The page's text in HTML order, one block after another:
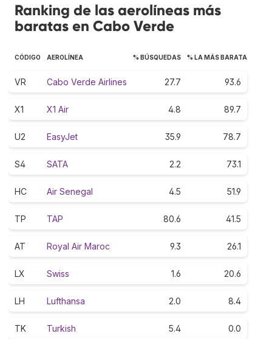
Ranking de las aerolíneas más
baratas en Cabo Verde
CÓDIGO AEROLÍNEA % BÚSQUEDAS % LA MÁS BARATA
VR Cabo Verde Airlines 27.7 93.6
X1 X1 Air 4.8 89.7
U2 EasyJet 35.9 78.7
S4 SATA 2.2 73.1
HC Air Senegal 4.5 51.9
TP TAP 80.6 41.5
AT Royal Air Maroc 9.3 26.1
LX Swiss 1.6 20.6
LH Lufthansa 2.0 8.4
TK Turkish 5.4 0.0